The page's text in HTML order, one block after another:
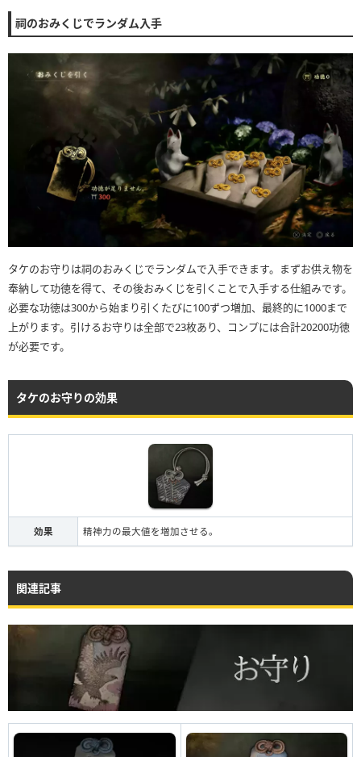
祠のおみくじでランダム入手
タケのお守りは祠のおみくじでランダムで入手できます。まずお供え物を
奉納して功徳を得て、その後おみくじを引くことで入手する仕組みです。
必要な功徳は300から始まり引くたびに100ずつ増加、最終的に1000まで
上がります。引けるお守りは全部で23枚あり、コンプには合計20200功徳
が必要です。
タケのお守りの効果
効果 精神力の最大値を増加させる。
関連記事